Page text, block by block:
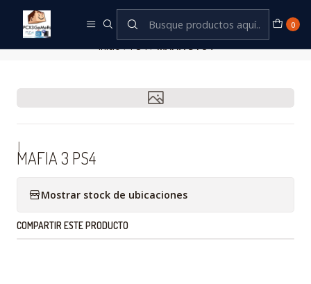
0
Inicio PS4 MAFIA 3 PS4
|
MAFIA 3 PS4
Mostrar stock de ubicaciones
COMPARTIR ESTE PRODUCTO